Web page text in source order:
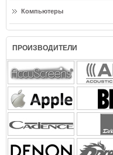
Компьютеры
ПРОИЗВОДИТЕЛИ